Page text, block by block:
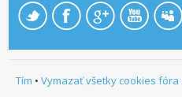
Tím • Vymazať všetky cookies fóra